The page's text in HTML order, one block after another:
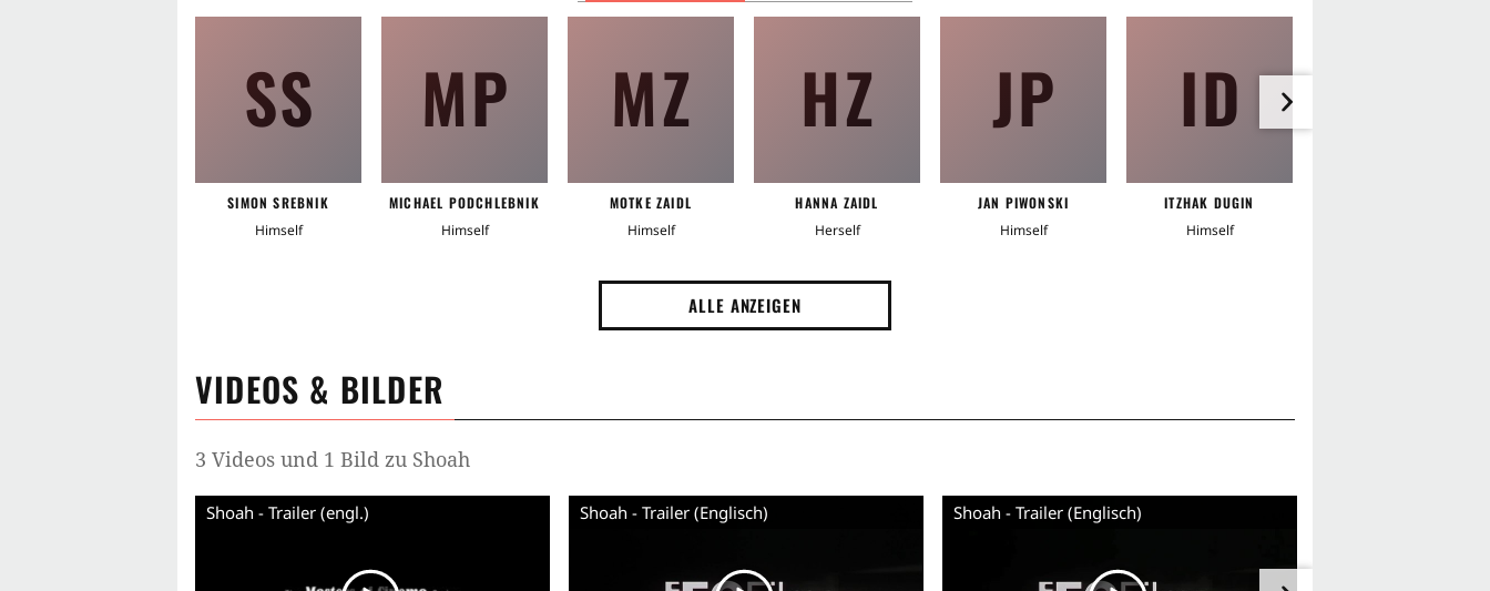
SS
SIMON SREBNIK
Himself
MP
MICHAEL PODCHLEBNIK
Himself
MZ
MOTKE ZAIDL
Himself
HZ
HANNA ZAIDL
Herself
JP
JAN PIWONSKI
Himself
ID
ITZHAK DUGIN
Himself
ALLE ANZEIGEN
VIDEOS & BILDER
3 Videos und 1 Bild zu Shoah
Shoah - Trailer (engl.) Shoah - Trailer (Englisch) Shoah - Trailer (Englisch)